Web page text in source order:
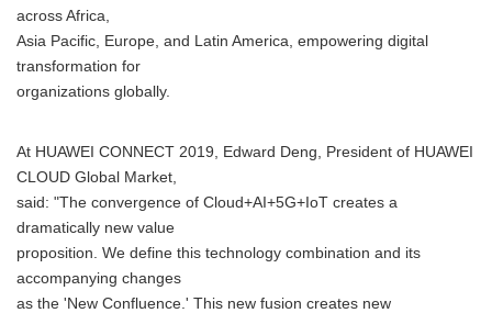
across Africa,
Asia Pacific, Europe, and Latin America, empowering digital
transformation for
organizations globally.
At HUAWEI CONNECT 2019, Edward Deng, President of HUAWEI
CLOUD Global Market,
said: "The convergence of Cloud+AI+5G+IoT creates a
dramatically new value
proposition. We define this technology combination and its
accompanying changes
as the 'New Confluence.' This new fusion creates new